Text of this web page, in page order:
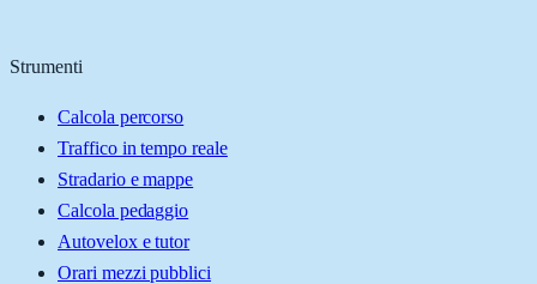
Strumenti
Calcola percorso
Traffico in tempo reale
Stradario e mappe
Calcola pedaggio
Autovelox e tutor
Orari mezzi pubblici